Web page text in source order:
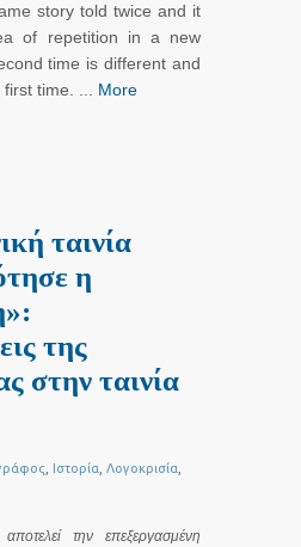
story told twice and it
of repetition in a new
time is different and
time. ... More
ταινία
η
της
στην ταινία
Ιστορία Λογοκρισία
την επεξεργασμένη